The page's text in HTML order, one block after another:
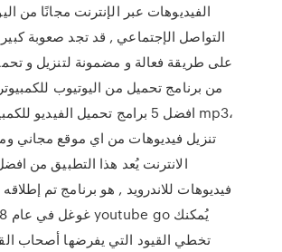
الفيديوهات عبر الإنترنت مجانًا من
التواصل الإجتماعي , قد تجد صعوبة
على طريقة فعالة و مضمونة لتنزيل و
من برنامج تحميل من اليوتيوب
تنزيل فيديوهات من اي موقع مجاني
الانترنت يُعد هذا التطبيق من
فيديوهات للاندرويد , هو برنامج تم
تخطي القيود التي يفرضها أصحاب